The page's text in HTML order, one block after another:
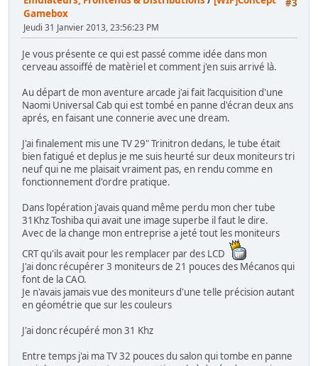
#3
Gamebox
Jeudi 31 Janvier 2013, 23:56:23 PM
Je vous présente ce qui est passé comme idée dans mon
cerveau assoiffé de matèriel et comment j'en suis arrivé là.
Au départ de mon aventure arcade j'ai fait l’acquisition d'une
Naomi Universal Cab qui est tombé en panne d'écran deux ans
aprés, en faisant une connerie avec une dream.
J'ai finalement mis une TV 29" Trinitron dedans, le tube était
bien fatigué et deplus je me suis heurté sur deux moniteurs tri
neuf qui ne me plaisait vraiment pas, en rendu comme en
fonctionnement d'ordre pratique.
Dans l’opération j'avais quand même perdu mon cher tube
31Khz Toshiba qui avait une image superbe il faut le dire.
Avec de la change mon entreprise a jeté tout les moniteurs
CRT qu'ils avait pour les remplacer par des LCD
J'ai donc récupérer 3 moniteurs de 21 pouces des Mécanos qui
font de la CAO.
Je n'avais jamais vue des moniteurs d'une telle précision autant
en géométrie que sur les couleurs
J'ai donc récupéré mon 31 Khz
Entre temps j'ai ma TV 32 pouces du salon qui tombe en panne